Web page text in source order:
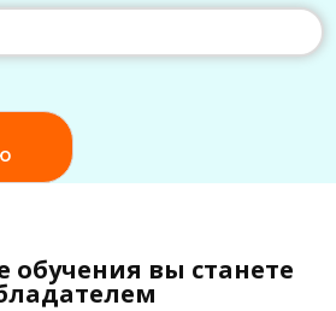
обучения вы станете